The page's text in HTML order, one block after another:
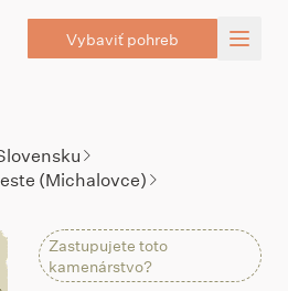
Vybaviť pohreb
(Michalovce)
Zastupujete toto
kamenárstvo?